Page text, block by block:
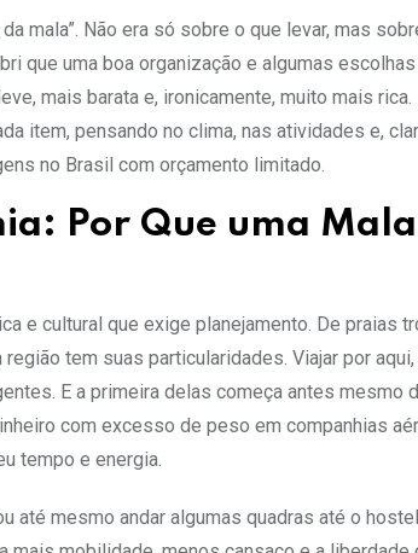
mala”. Não era só sobre o que levar, mas
que uma boa organização e algumas
mais barata e, ironicamente, muito mais
item, pensando no clima, nas atividades e,
no Brasil com orçamento limitado.
Por Que uma Mala
e cultural que exige planejamento. De praias
tem suas particularidades. Viajar por aqui,
E a primeira delas começa antes mesmo
com excesso de peso em companhias
tempo e energia.
até mesmo andar algumas quadras até o